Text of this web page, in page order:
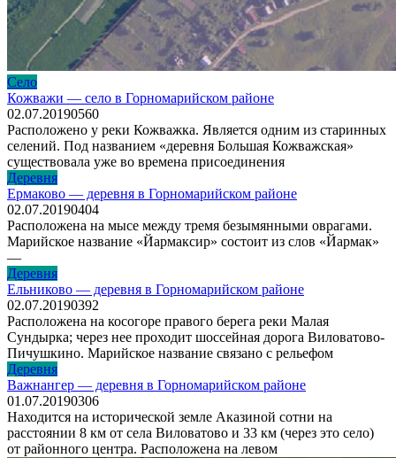
Село
Кожважи — село в Горномарийском районе
02.07.20190560
Расположено у реки Кожважка. Является одним из старинных
селений. Под названием «деревня Большая Кожважская»
существовала уже во времена присоединения
Деревня
Ермаково — деревня в Горномарийском районе
02.07.20190404
Расположена на мысе между тремя безымянными оврагами.
Марийское название «Йармаксир» состоит из слов «Йармак»
—
Деревня
Ельниково — деревня в Горномарийском районе
02.07.20190392
Расположена на косогоре правого берега реки Малая
Сундырка; через нее проходит шоссейная дорога Виловатово-
Пичушкино. Марийское название связано с рельефом
Деревня
Важнангер — деревня в Горномарийском районе
01.07.20190306
Находится на исторической земле Аказиной сотни на
расстоянии 8 км от села Виловатово и 33 км (через это село)
от районного центра. Расположена на левом